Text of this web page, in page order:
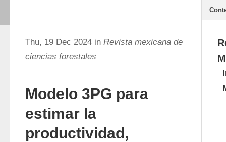
Thu, 19 Dec 2024 in Revista mexicana de
ciencias forestales
Modelo 3PG para
estimar la
productividad,